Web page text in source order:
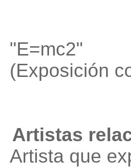
"E=mc2"
(Exposición
Artistas
Artista que